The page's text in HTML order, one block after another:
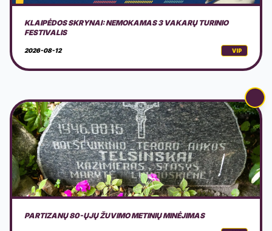
PARTIZANŲ 80-ŲJŲ ŽUVIMO METINIŲ MINĖJIMAS